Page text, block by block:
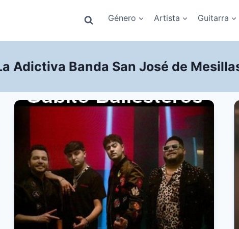
Género Artista Guitarra
Adictiva Banda San José de